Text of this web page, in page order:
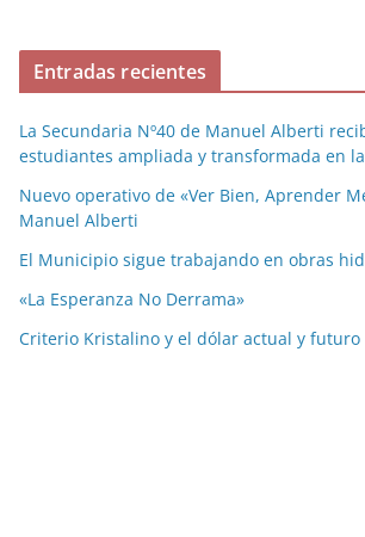
Entradas recientes
La Secundaria Nº40 de Manuel Alberti
estudiantes ampliada y transformada en
Nuevo operativo de «Ver Bien, Aprender
Manuel Alberti
El Municipio sigue trabajando en obras
«La Esperanza No Derrama»
Criterio Kristalino y el dólar actual y futuro